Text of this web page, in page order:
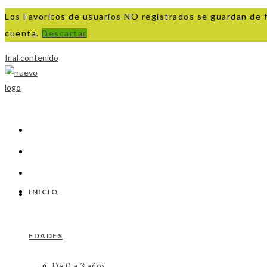
Los Favoritos de usuarios NO registrados se guardan
cuenta. Descartar
Ir al contenido
INICIO
EDADES